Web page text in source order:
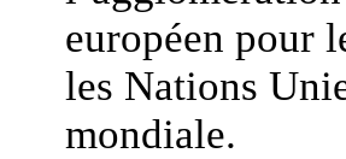
européen pour
les Nations
mondiale.